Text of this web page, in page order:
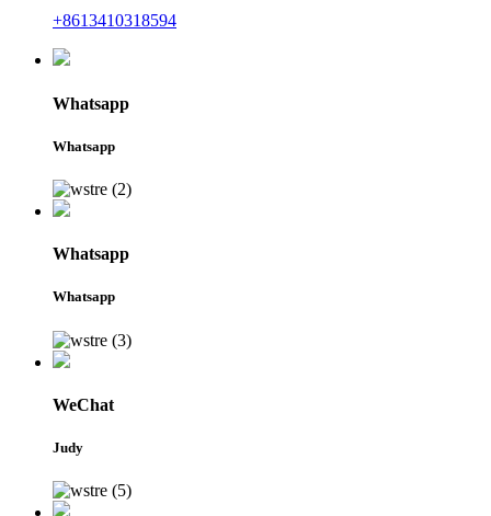
+8613410318594
Whatsapp
Whatsapp
Whatsapp
Whatsapp
WeChat
Judy